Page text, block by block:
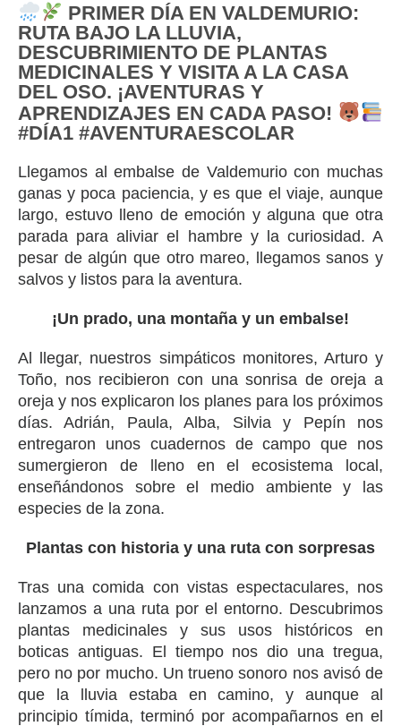
PRIMER DÍA EN VALDEMURIO:
RUTA BAJO LA LLUVIA,
DESCUBRIMIENTO DE PLANTAS
MEDICINALES Y VISITA A LA CASA
DEL OSO. ¡AVENTURAS Y
APRENDIZAJES EN CADA PASO!
#DÍA1 #AVENTURAESCOLAR
Llegamos al embalse de Valdemurio con muchas
ganas y poca paciencia, y es que el viaje, aunque
largo, estuvo lleno de emoción y alguna que otra
parada para aliviar el hambre y la curiosidad. A
pesar de algún que otro mareo, llegamos sanos y
salvos y listos para la aventura.
¡Un prado, una montaña y un embalse!
Al llegar, nuestros simpáticos monitores, Arturo y
Toño, nos recibieron con una sonrisa de oreja a
oreja y nos explicaron los planes para los próximos
días. Adrián, Paula, Alba, Silvia y Pepín nos
entregaron unos cuadernos de campo que nos
sumergieron de lleno en el ecosistema local,
enseñándonos sobre el medio ambiente y las
especies de la zona.
Plantas con historia y una ruta con sorpresas
Tras una comida con vistas espectaculares, nos
lanzamos a una ruta por el entorno. Descubrimos
plantas medicinales y sus usos históricos en
boticas antiguas. El tiempo nos dio una tregua,
pero no por mucho. Un trueno sonoro nos avisó de
que la lluvia estaba en camino, y aunque al
principio tímida, terminó por acompañarnos en el